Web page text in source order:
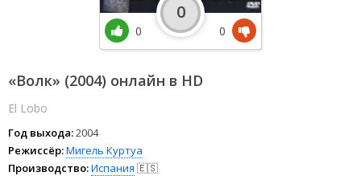
«Волк» (2004) онлайн в HD
El Lobo
Год выхода:2004
Режиссёр:Мигель Куртуа
Производство:Испания 🇪🇸
0
0
0